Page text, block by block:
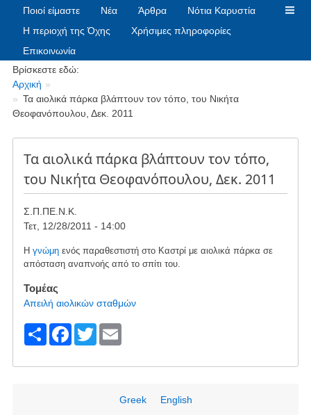
Ποιοί είμαστε Νέα Άρθρα
Νότια Καρυστία
Η περιοχή της Όχης
Χρήσιμες πληροφορίες
Επικοινωνία
Breadcrumbs
Βρίσκεστε εδώ:
Αρχική
Τα αιολικά πάρκα βλάπτουν τον τόπο, του Νικήτα
Θεοφανόπουλου, Δεκ. 2011
Τα αιολικά πάρκα βλάπτουν τον τόπο,
του Νικήτα Θεοφανόπουλου, Δεκ. 2011
Σ.Π.ΠΕ.Ν.Κ.
Τετ, 12/28/2011 - 14:00
Η γνώμηενός παραθεστιστή στο Καστρί με αιολικά πάρκα σε
απόσταση αναπνοής από το σπίτι του.
Τομέας
Απειλή αιολικών σταθμών
S F T E
Greek English